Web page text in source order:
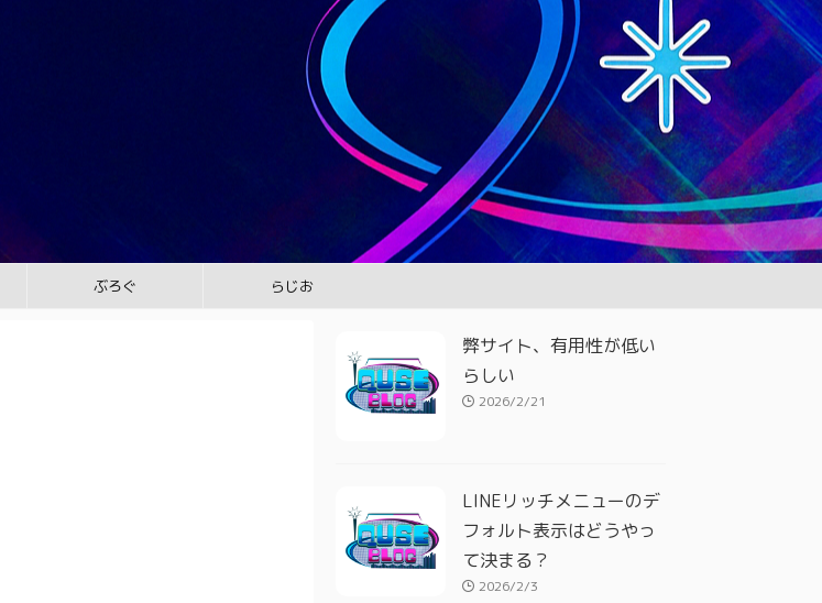
ぶろぐ らじお
弊サイト、有用性が低い
らしい
2026/2/21
LINEリッチメニューのデ
フォルト表示はどうやっ
て決まる？
2026/2/3